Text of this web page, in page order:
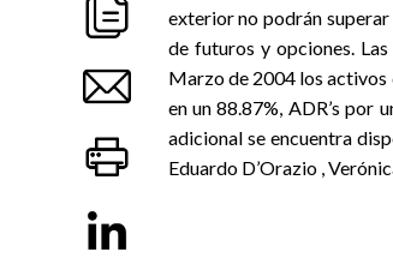
exterior no podrán
de futuros y opciones.
Marzo de 2004 los activos
en un 88.87%, ADR’s por
adicional se encuentra
Eduardo D’Orazio ,